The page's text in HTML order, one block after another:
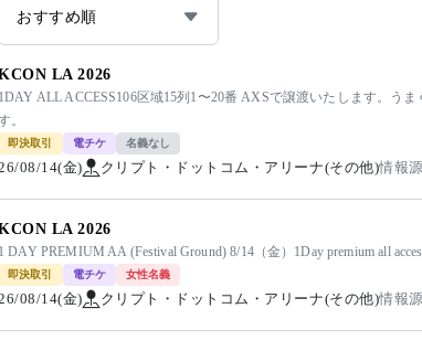
おすすめ順
LA 2026
1DAY ALL ACCESS106区域15列1〜20番 AXSで譲渡いたします。う
。
即決取引 電チケ 名義なし
08/14(金) クリプト・ドットコム・アリーナ(その他)情報
LA 2026
1 DAY PREMIUM AA (Festival Ground) 8/14（金）1Day premium all
即決取引 電チケ 女性名義
08/14(金) クリプト・ドットコム・アリーナ(その他)情報